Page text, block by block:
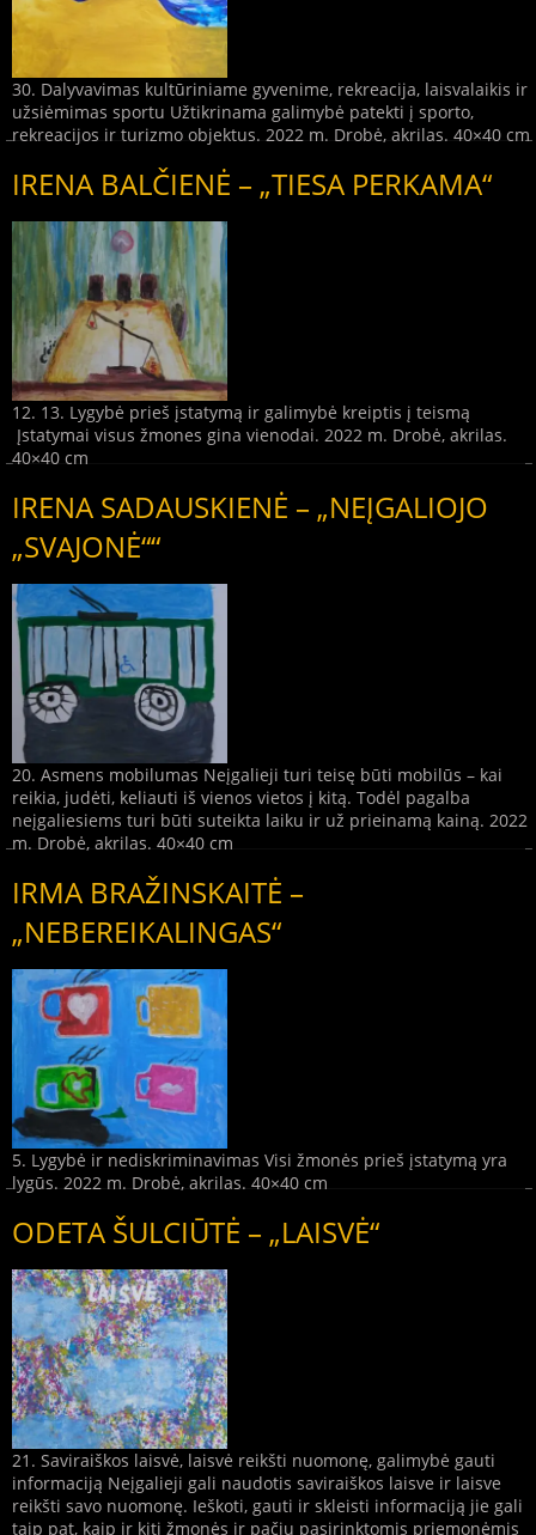
30. Dalyvavimas kultūriniame gyvenime, rekreacija, laisvalaikis ir
užsiėmimas sportu Užtikrinama galimybė patekti į sporto,
rekreacijos ir turizmo objektus. 2022 m. Drobė, akrilas. 40×40 cm
IRENA BALČIENĖ – „TIESA PERKAMA“
12. 13. Lygybė prieš įstatymą ir galimybė kreiptis į teismą
Įstatymai visus žmones gina vienodai. 2022 m. Drobė, akrilas.
40×40 cm
IRENA SADAUSKIENĖ – „NEĮGALIOJO
„SVAJONĖ““
20. Asmens mobilumas Neįgalieji turi teisę būti mobilūs – kai
reikia, judėti, keliauti iš vienos vietos į kitą. Todėl pagalba
neįgaliesiems turi būti suteikta laiku ir už prieinamą kainą. 2022
m. Drobė, akrilas. 40×40 cm
IRMA BRAŽINSKAITĖ –
„NEBEREIKALINGAS“
5. Lygybė ir nediskriminavimas Visi žmonės prieš įstatymą yra
lygūs. 2022 m. Drobė, akrilas. 40×40 cm
ODETA ŠULCIŪTĖ – „LAISVĖ“
21. Saviraiškos laisvė, laisvė reikšti nuomonę, galimybė gauti
informaciją Neįgalieji gali naudotis saviraiškos laisve ir laisve
reikšti savo nuomonę. Ieškoti, gauti ir skleisti informaciją jie gali
taip pat, kaip ir kiti žmonės ir pačių pasirinktomis priemonėmis